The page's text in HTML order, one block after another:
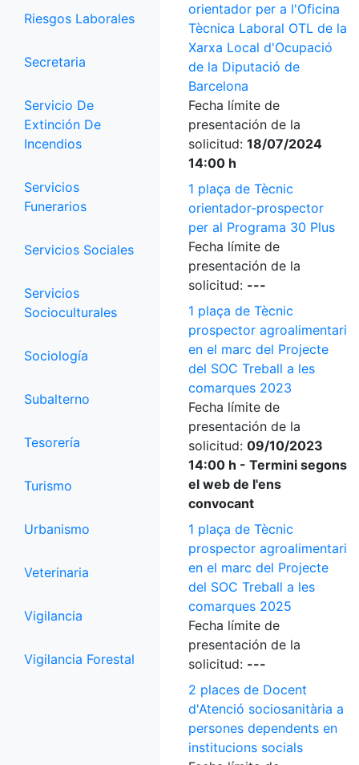
Riesgos Laborales
Secretaria
Servicio De
Extinción De
Incendios
Servicios
Funerarios
Servicios Sociales
Servicios
Socioculturales
Sociología
Subalterno
Tesorería
Turismo
Urbanismo
Veterinaria
Vigilancia
Vigilancia Forestal
orientador per a l'Oficina
Tècnica Laboral OTL de la
Xarxa Local d'Ocupació
de la Diputació de
Barcelona
Fecha límite de
presentación de la
solicitud: 18/07/2024
14:00 h
1 plaça de Tècnic
orientador-prospector
per al Programa 30 Plus
Fecha límite de
presentación de la
solicitud: ---
1 plaça de Tècnic
prospector agroalimentari
en el marc del Projecte
del SOC Treball a les
comarques 2023
Fecha límite de
presentación de la
solicitud: 09/10/2023
14:00 h - Termini segons
el web de l'ens
convocant
1 plaça de Tècnic
prospector agroalimentari
en el marc del Projecte
del SOC Treball a les
comarques 2025
Fecha límite de
presentación de la
solicitud: ---
2 places de Docent
d'Atenció sociosanitària a
persones dependents en
institucions socials